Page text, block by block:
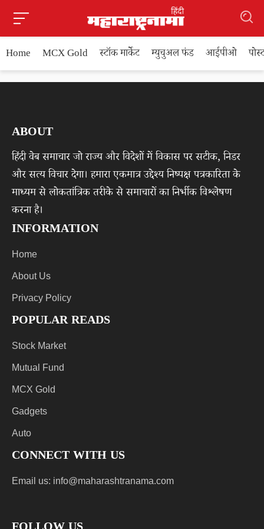
Home MCX Gold स्टॉक मार्केट म्युचुअल फंड आईपीओ
ABOUT
हिंदी वेब समाचार जो राज्य और विदेशों में विकास पर सटीक, निडर
और सत्य विचार देगा। हमारा एकमात्र उद्देश्य निष्पक्ष पत्रकारिता के
माध्यम से लोकतांत्रिक तरीके से समाचारों का निर्भीक विश्लेषण
करना है।
INFORMATION
Home
About Us
Privacy Policy
POPULAR READS
Stock Market
Mutual Fund
MCX Gold
Gadgets
Auto
CONNECT WITH US
Email us: info@maharashtranama.com